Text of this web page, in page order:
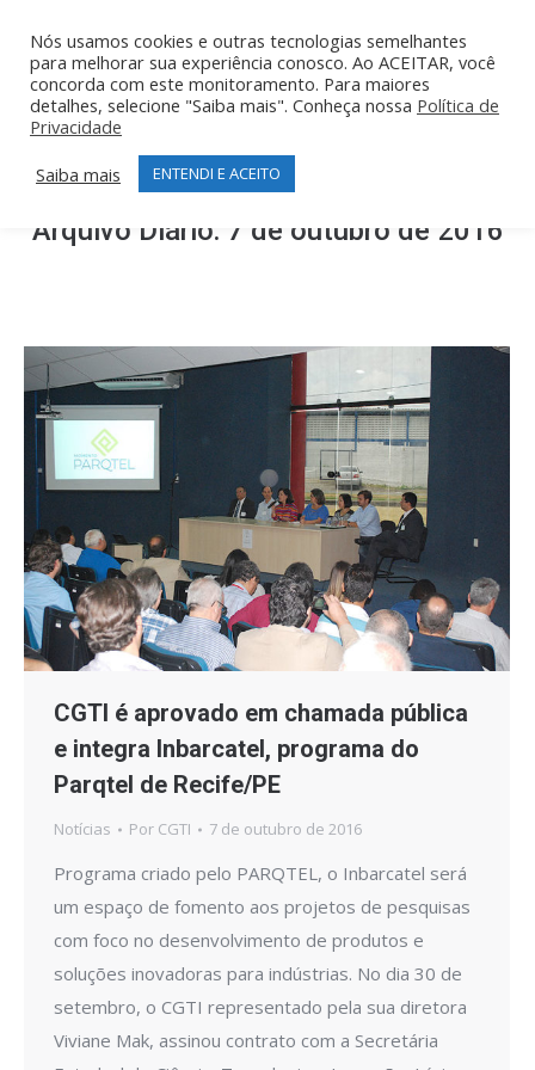
Arquivo Diário: 7 de outubro de 2016
CGTI é aprovado em chamada pública
e integra Inbarcatel, programa do
Parqtel de Recife/PE
Notícias Por CGTI 7 de outubro de 2016
Programa criado pelo PARQTEL, o Inbarcatel será
um espaço de fomento aos projetos de pesquisas
com foco no desenvolvimento de produtos e
soluções inovadoras para indústrias. No dia 30 de
setembro, o CGTI representado pela sua diretora
Viviane Mak, assinou contrato com a Secretária
Nós usamos cookies e outras tecnologias semelhantes
para melhorar sua experiência conosco. Ao ACEITAR, você
concorda com este monitoramento. Para maiores
detalhes, selecione "Saiba mais". Conheça nossa Política de
Privacidade
Saiba mais
ENTENDI E ACEITO